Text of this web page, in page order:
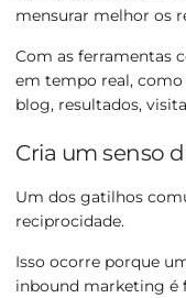
mensurar melhor os
Com as ferramentas
em tempo real,
blog, resultados,
Cria um senso
Um dos gatilhos
reciprocidade.
Isso ocorre porque
inbound marketing é